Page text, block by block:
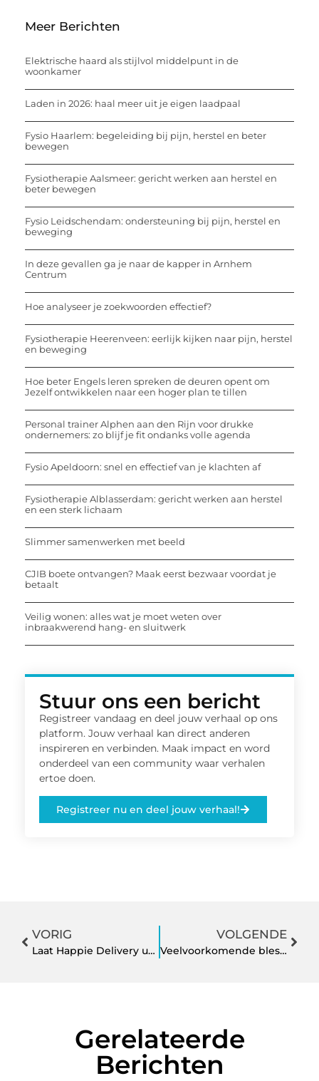
Meer Berichten
Elektrische haard als stijlvol middelpunt in de
woonkamer
Laden in 2026: haal meer uit je eigen laadpaal
Fysio Haarlem: begeleiding bij pijn, herstel en beter
bewegen
Fysiotherapie Aalsmeer: gericht werken aan herstel en
beter bewegen
Fysio Leidschendam: ondersteuning bij pijn, herstel en
beweging
In deze gevallen ga je naar de kapper in Arnhem
Centrum
Hoe analyseer je zoekwoorden effectief?
Fysiotherapie Heerenveen: eerlijk kijken naar pijn, herstel
en beweging
Hoe beter Engels leren spreken de deuren opent om
Jezelf ontwikkelen naar een hoger plan te tillen
Personal trainer Alphen aan den Rijn voor drukke
ondernemers: zo blijf je fit ondanks volle agenda
Fysio Apeldoorn: snel en effectief van je klachten af
Fysiotherapie Alblasserdam: gericht werken aan herstel
en een sterk lichaam
Slimmer samenwerken met beeld
CJIB boete ontvangen? Maak eerst bezwaar voordat je
betaalt
Veilig wonen: alles wat je moet weten over
inbraakwerend hang- en sluitwerk
Stuur ons een bericht
Registreer vandaag en deel jouw verhaal op ons
platform. Jouw verhaal kan direct anderen
inspireren en verbinden. Maak impact en word
onderdeel van een community waar verhalen
ertoe doen.
Registreer nu en deel jouw verhaal!
VORIG
Laat Happie Delivery uw bedrijfsevenement in Tilburg op smakelijke wijze verzorgen
VOLGENDE
Veelvoorkomende blessures bij hardlopers
Gerelateerde
Berichten